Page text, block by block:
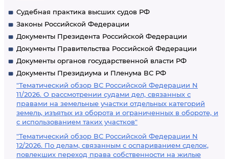
Судебная практика высших судов РФ
Законы Российской Федерации
Документы Президента Российской Федерации
Документы Правительства Российской Федерации
Документы органов государственной власти РФ
Документы Президиума и Пленума ВС РФ
"Тематический обзор ВС Российской Федерации N
11/2026. О рассмотрении судами дел, связанных с
правами на земельные участки отдельных категорий
земель, изъятых из оборота и ограниченных в обороте, и
с использованием таких участков"
"Тематический обзор ВС Российской Федерации N
12/2026. По делам, связанным с оспариванием сделок,
повлекших переход права собственности на жилые